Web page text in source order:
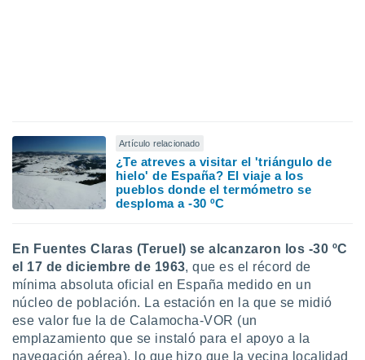
contenido
medir el
de la
el
del
o a través
de
de
de
uso de
con el
Artículo relacionado
¿Te atreves a visitar el 'triángulo de
hielo' de España? El viaje a los
pueblos donde el termómetro se
desploma a -30 ºC
En Fuentes Claras (Teruel) se alcanzaron los -30 ºC
el 17 de diciembre de 1963, que es el récord de
mínima absoluta oficial en España medido en un
núcleo de población. La estación en la que se midió
ese valor fue la de Calamocha-VOR (un
emplazamiento que se instaló para el apoyo a la
navegación aérea), lo que hizo que la vecina localidad